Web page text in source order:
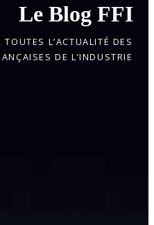
Le Blog FFI
TOUTES L’ACTUALITÉ DES
DE L’INDUSTRIE